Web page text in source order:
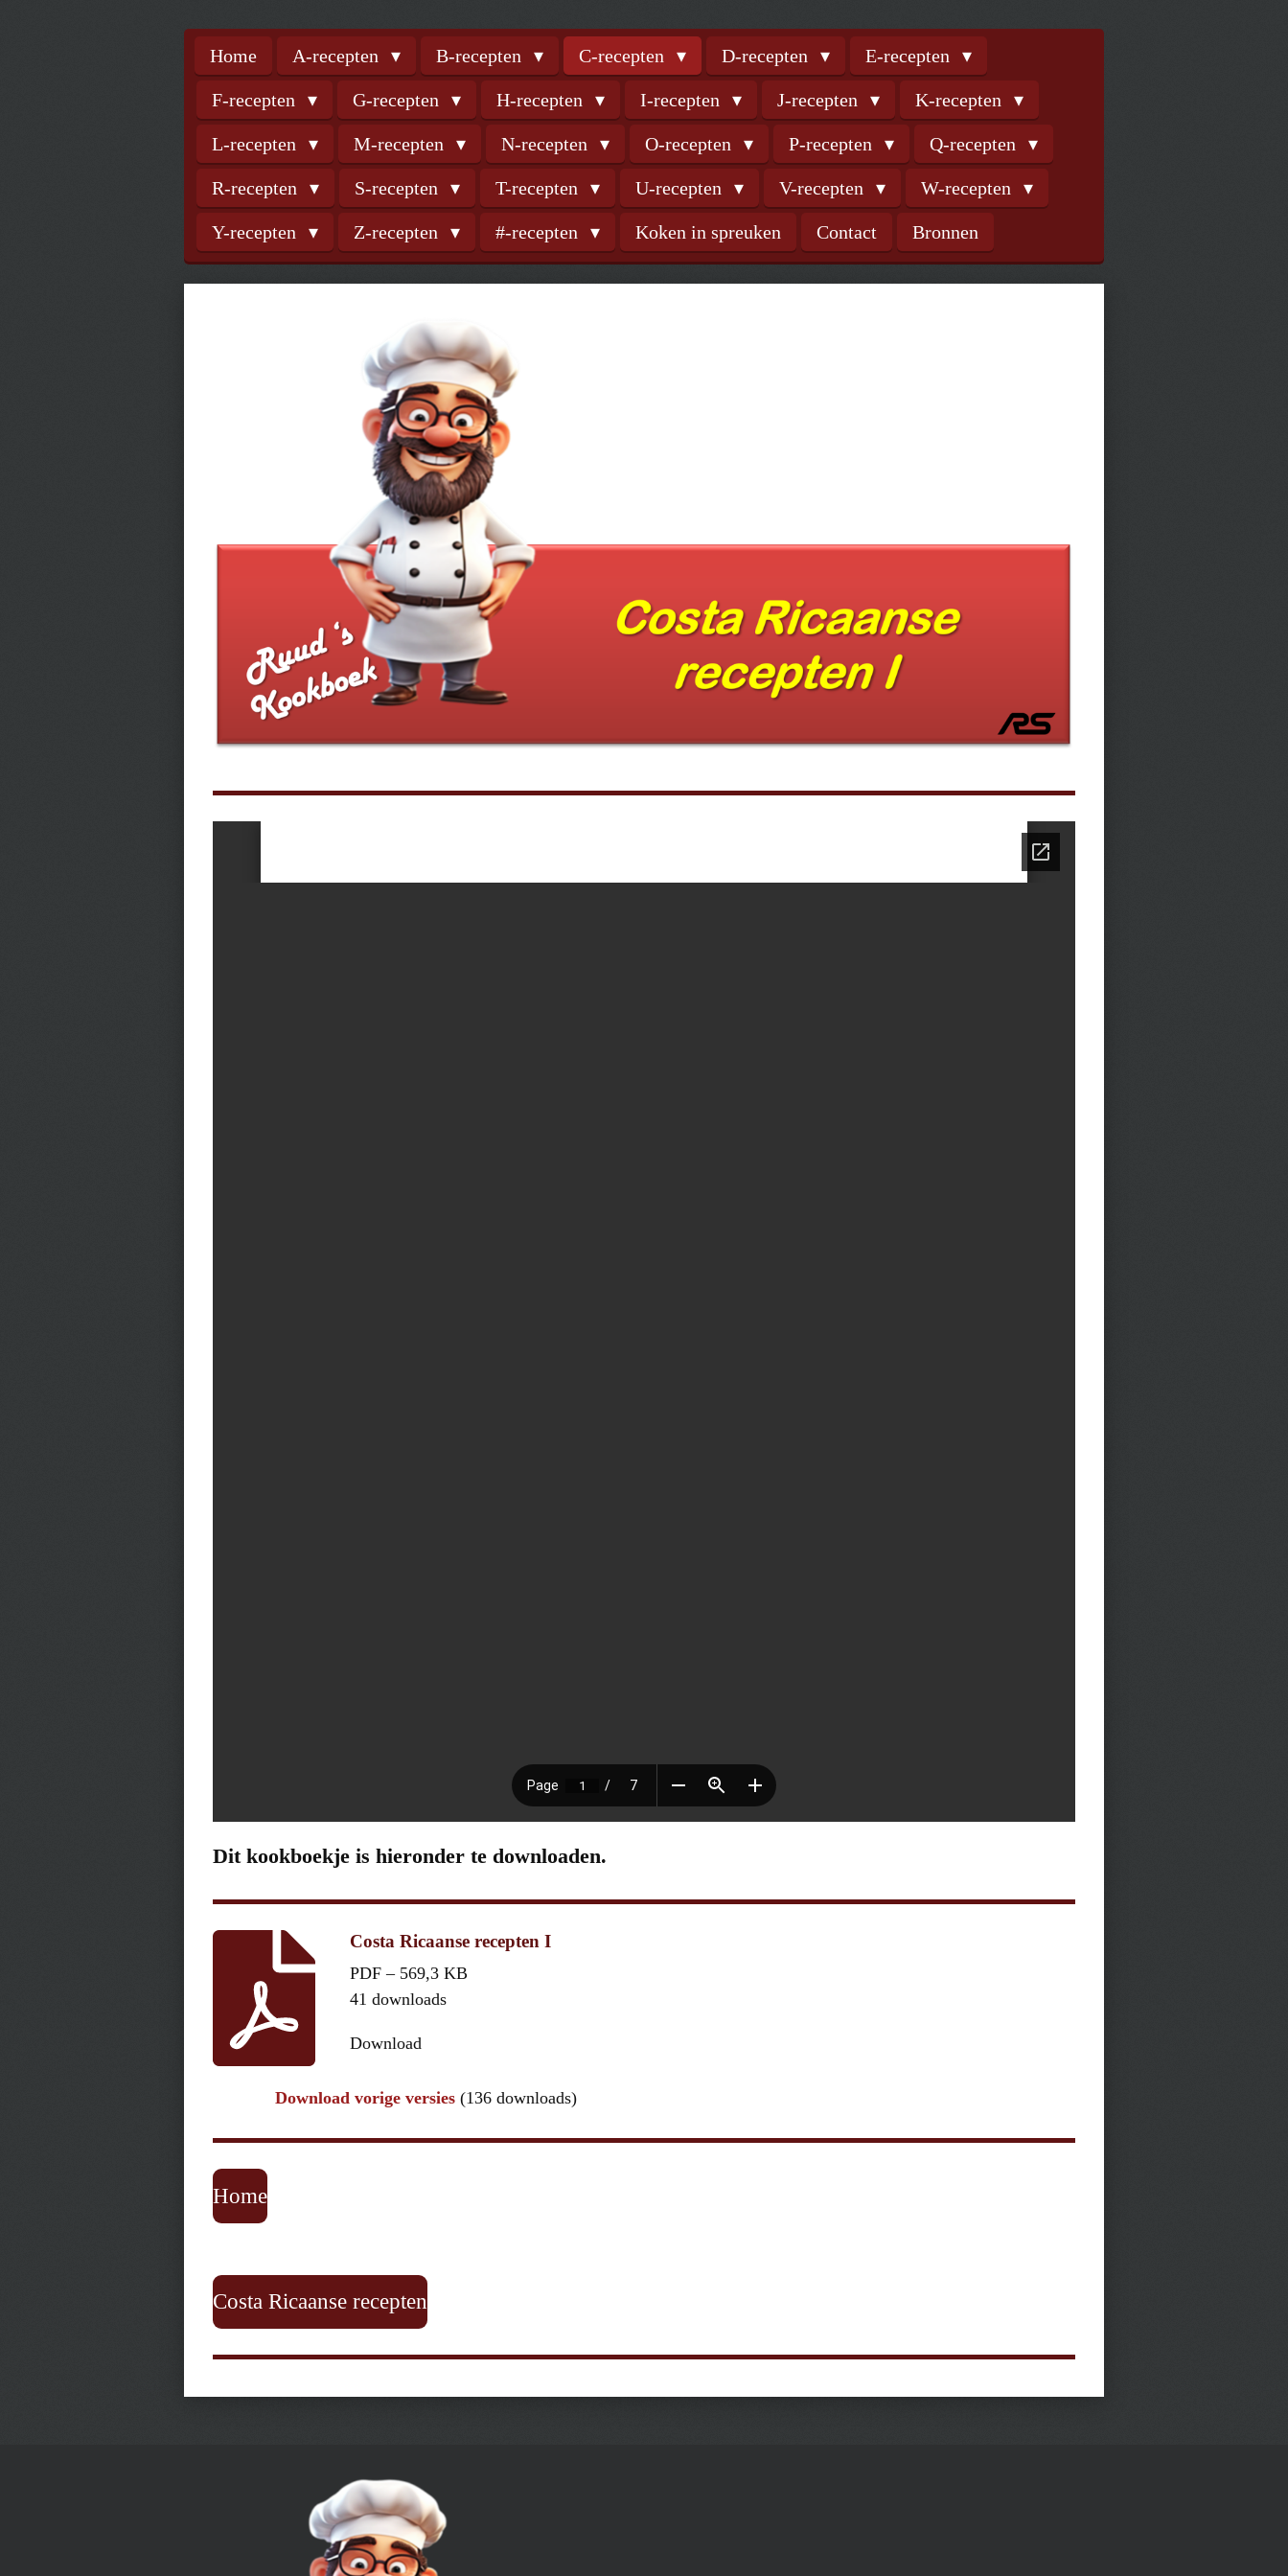
Home A-recepten B-recepten C-recepten D-recepten E-recepten
F-recepten G-recepten H-recepten I-recepten J-recepten K-recepten
L-recepten M-recepten N-recepten O-recepten P-recepten Q-recepten
R-recepten S-recepten T-recepten U-recepten V-recepten W-recepten
Y-recepten Z-recepten #-recepten Koken in spreuken Contact Bronnen
Dit kookboekje is hieronder te downloaden.
Costa Ricaanse recepten I
PDF – 569,3 KB
41 downloads
Download
Download vorige versies (136 downloads)
Home
Costa Ricaanse recepten